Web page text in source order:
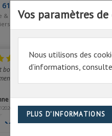
Vos paramètres de
Nous utilisons des
d’informations,